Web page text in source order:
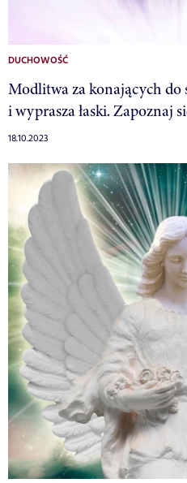
DUCHOWOŚĆ
Modlitwa za konających do
i wyprasza łaski. Zapoznaj
18.10.2023